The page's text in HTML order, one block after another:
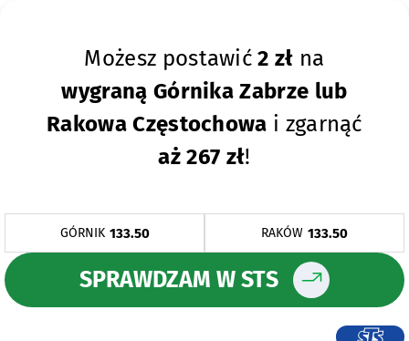
Możesz postawić2 zł na
wygraną Górnika Zabrze lub
Rakowa Częstochowa i zgarnąć
aż 267 zł!
GÓRNIK 133.50 RAKÓW 133.50
SPRAWDZAM W STS